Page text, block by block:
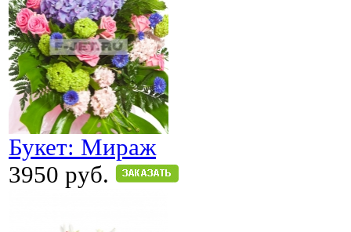
Букет: Мираж
3950 руб.